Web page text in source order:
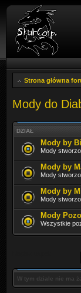
Strona główna
Mody do
DZIAŁ
Mody by
Mody
Mody by
Mody
Mody by
Mody
Mody
Wszystkie
W tym dziale nie ma